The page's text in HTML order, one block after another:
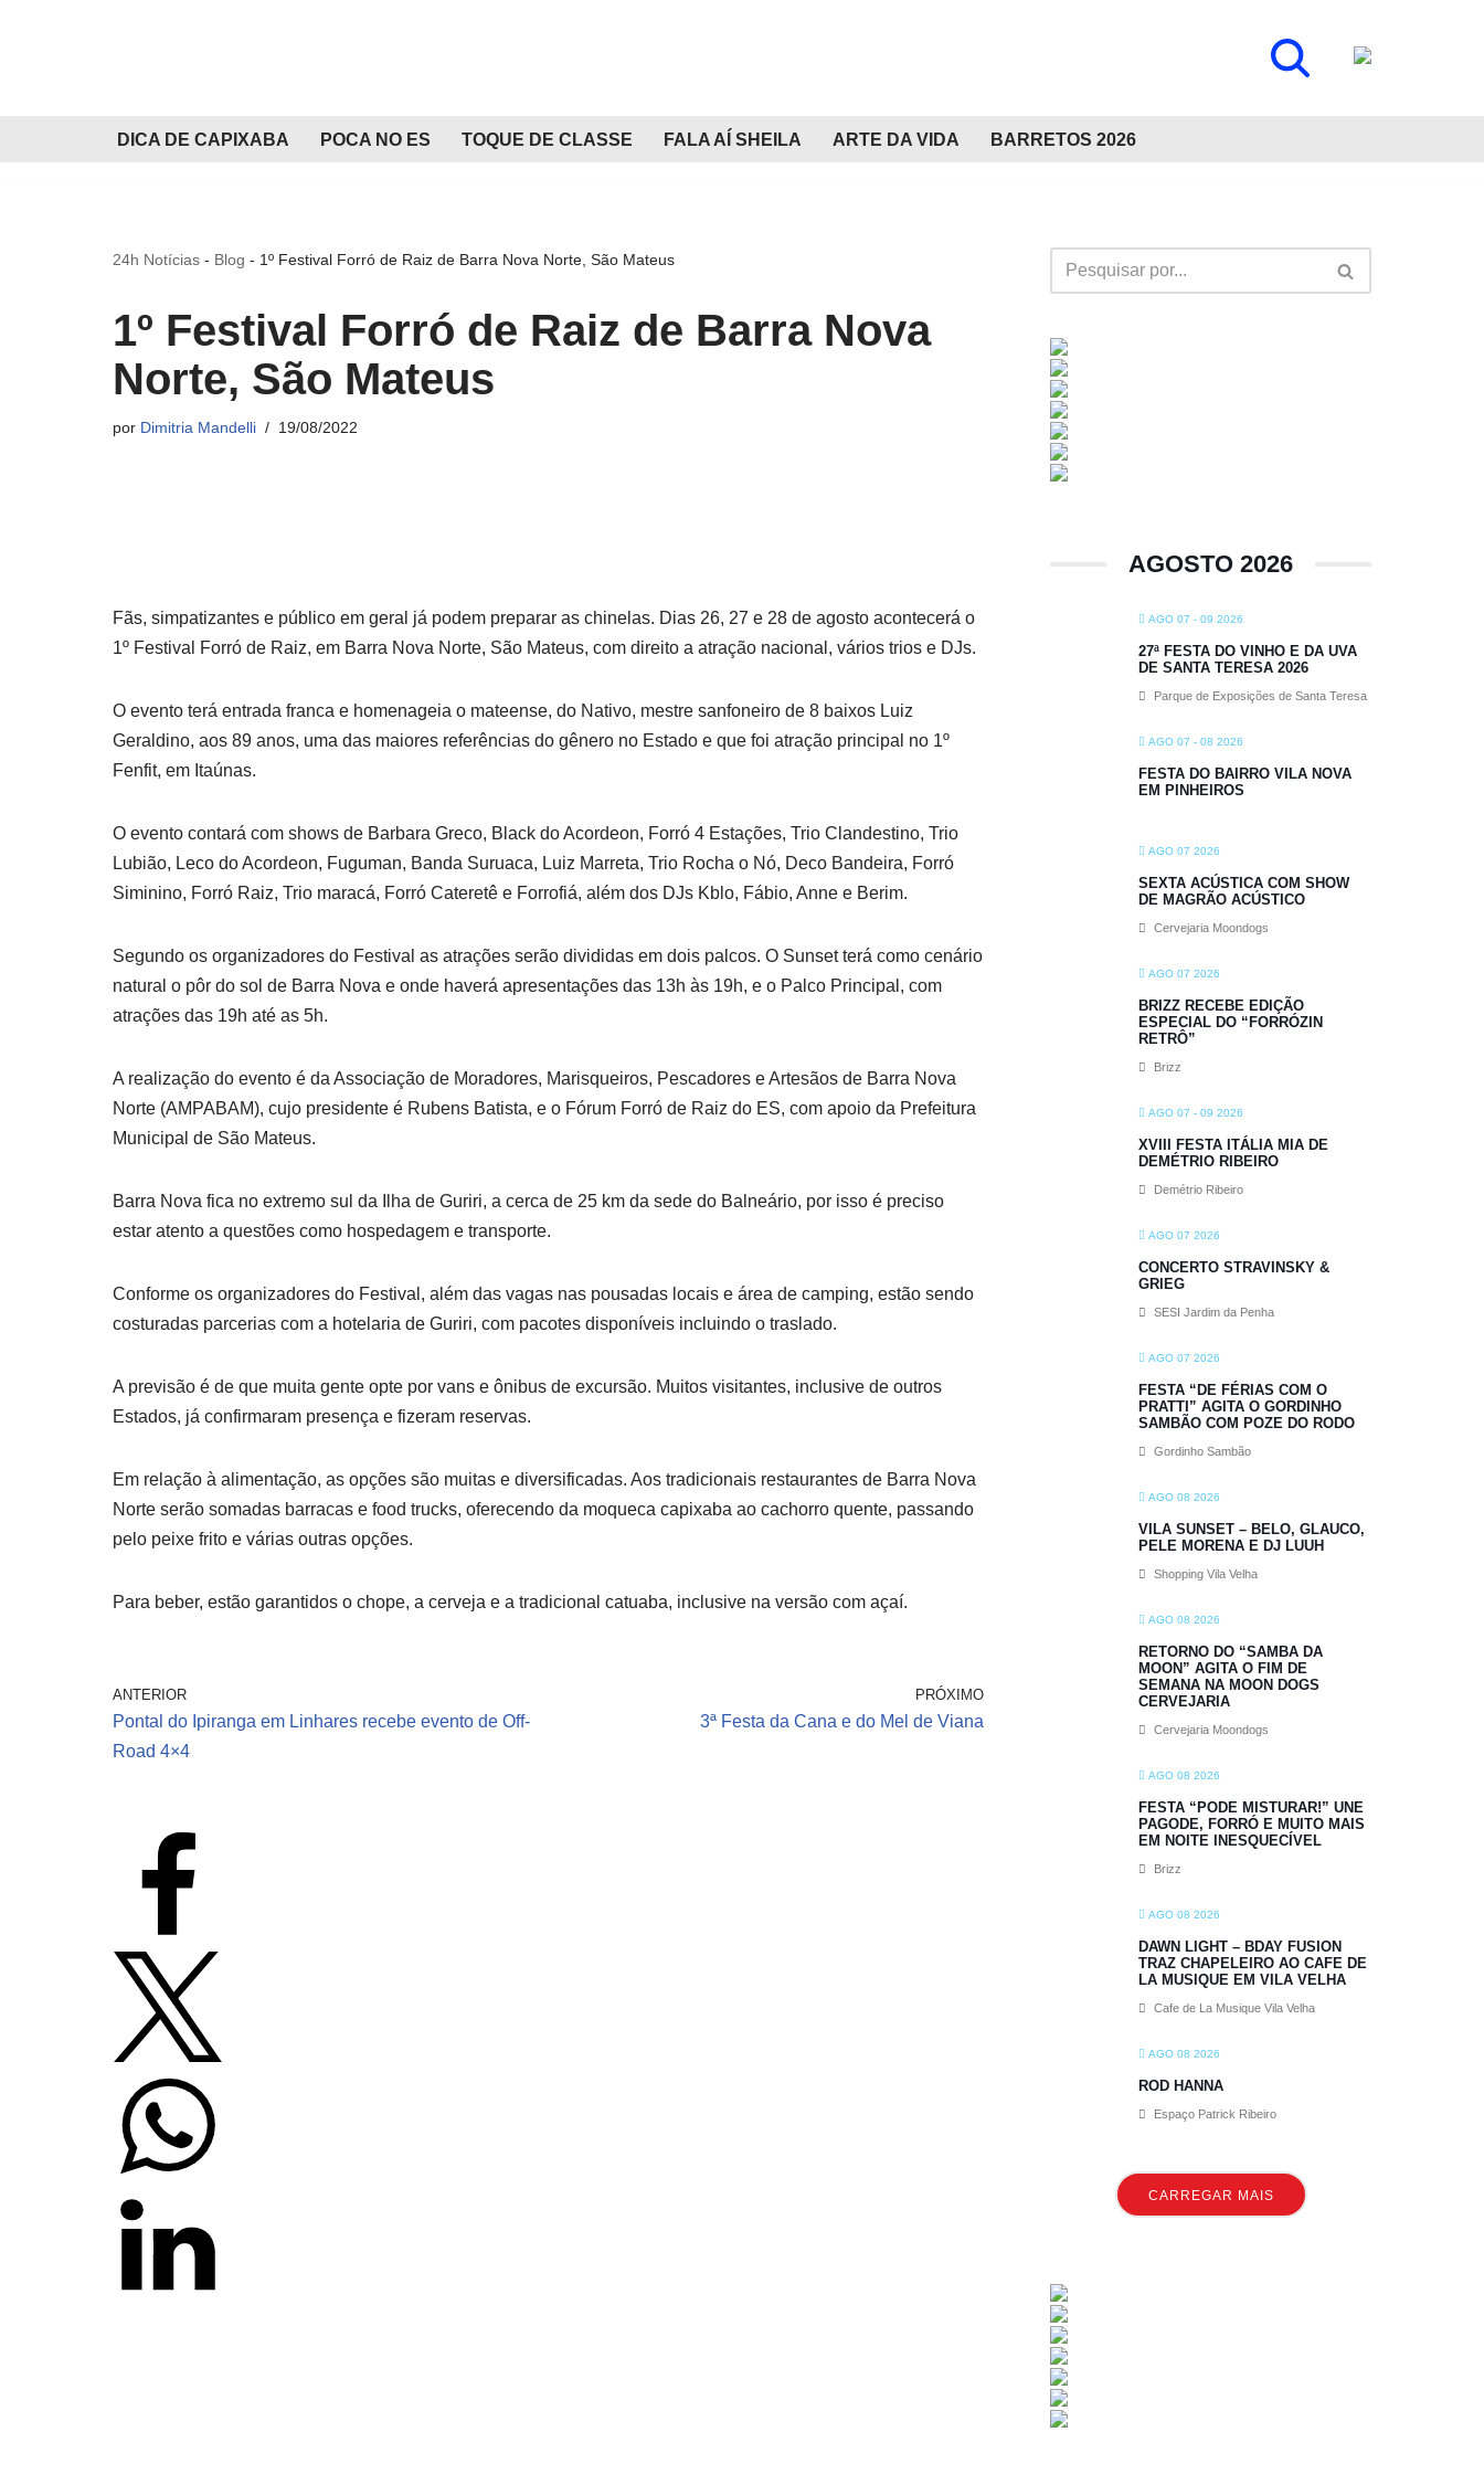
DICA DE CAPIXABA POCA NO ES TOQUE DE CLASSE FALA AÍ SHEILA ARTE DA VIDA BARRETOS 2026
24h Notícias - Blog - 1º Festival Forró de Raiz de Barra Nova Norte, São Mateus
1º Festival Forró de Raiz de Barra Nova
Norte, São Mateus
por Dimitria Mandelli 19/08/2022
Fãs, simpatizantes e público em geral já podem preparar as chinelas. Dias 26, 27 e 28 de agosto acontecerá o
1º Festival Forró de Raiz, em Barra Nova Norte, São Mateus, com direito a atração nacional, vários trios e DJs.
O evento terá entrada franca e homenageia o mateense, do Nativo, mestre sanfoneiro de 8 baixos Luiz
Geraldino, aos 89 anos, uma das maiores referências do gênero no Estado e que foi atração principal no 1º
Fenfit, em Itaúnas.
O evento contará com shows de Barbara Greco, Black do Acordeon, Forró 4 Estações, Trio Clandestino, Trio
Lubião, Leco do Acordeon, Fuguman, Banda Suruaca, Luiz Marreta, Trio Rocha o Nó, Deco Bandeira, Forró
Siminino, Forró Raiz, Trio maracá, Forró Cateretê e Forrofiá, além dos DJs Kblo, Fábio, Anne e Berim.
Segundo os organizadores do Festival as atrações serão divididas em dois palcos. O Sunset terá como cenário
natural o pôr do sol de Barra Nova e onde haverá apresentações das 13h às 19h, e o Palco Principal, com
atrações das 19h até as 5h.
A realização do evento é da Associação de Moradores, Marisqueiros, Pescadores e Artesãos de Barra Nova
Norte (AMPABAM), cujo presidente é Rubens Batista, e o Fórum Forró de Raiz do ES, com apoio da Prefeitura
Municipal de São Mateus.
Barra Nova fica no extremo sul da Ilha de Guriri, a cerca de 25 km da sede do Balneário, por isso é preciso
estar atento a questões como hospedagem e transporte.
Conforme os organizadores do Festival, além das vagas nas pousadas locais e área de camping, estão sendo
costuradas parcerias com a hotelaria de Guriri, com pacotes disponíveis incluindo o traslado.
A previsão é de que muita gente opte por vans e ônibus de excursão. Muitos visitantes, inclusive de outros
Estados, já confirmaram presença e fizeram reservas.
Em relação à alimentação, as opções são muitas e diversificadas. Aos tradicionais restaurantes de Barra Nova
Norte serão somadas barracas e food trucks, oferecendo da moqueca capixaba ao cachorro quente, passando
pelo peixe frito e várias outras opções.
Para beber, estão garantidos o chope, a cerveja e a tradicional catuaba, inclusive na versão com açaí.
ANTERIOR
Pontal do Ipiranga em Linhares recebe evento de Off-
Road 4×4
PRÓXIMO
3ª Festa da Cana e do Mel de Viana
AGOSTO 2026
AGO 07 - 09 2026
27ª FESTA DO VINHO E DA UVA
DE SANTA TERESA 2026
Parque de Exposições de Santa Teresa
AGO 07 - 08 2026
FESTA DO BAIRRO VILA NOVA
EM PINHEIROS
AGO 07 2026
SEXTA ACÚSTICA COM SHOW
DE MAGRÃO ACÚSTICO
Cervejaria Moondogs
AGO 07 2026
BRIZZ RECEBE EDIÇÃO
ESPECIAL DO “FORRÓZIN
RETRÔ”
Brizz
AGO 07 - 09 2026
XVIII FESTA ITÁLIA MIA DE
DEMÉTRIO RIBEIRO
Demétrio Ribeiro
AGO 07 2026
CONCERTO STRAVINSKY &
GRIEG
SESI Jardim da Penha
AGO 07 2026
FESTA “DE FÉRIAS COM O
PRATTI” AGITA O GORDINHO
SAMBÃO COM POZE DO RODO
Gordinho Sambão
AGO 08 2026
VILA SUNSET – BELO, GLAUCO,
PELE MORENA E DJ LUUH
Shopping Vila Velha
AGO 08 2026
RETORNO DO “SAMBA DA
MOON” AGITA O FIM DE
SEMANA NA MOON DOGS
CERVEJARIA
Cervejaria Moondogs
AGO 08 2026
FESTA “PODE MISTURAR!” UNE
PAGODE, FORRÓ E MUITO MAIS
EM NOITE INESQUECÍVEL
Brizz
AGO 08 2026
DAWN LIGHT – BDAY FUSION
TRAZ CHAPELEIRO AO CAFE DE
LA MUSIQUE EM VILA VELHA
Cafe de La Musique Vila Velha
AGO 08 2026
ROD HANNA
Espaço Patrick Ribeiro
CARREGAR MAIS